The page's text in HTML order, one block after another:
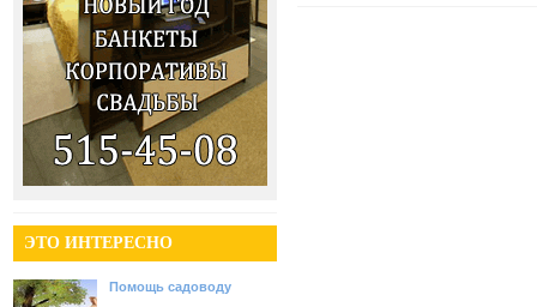
ЭТО ИНТЕРЕСНО
Помощь садоводу